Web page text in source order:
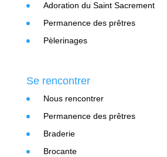
Adoration du Saint Sacrement
Permanence des prêtres
Pèlerinages
Se rencontrer
Nous rencontrer
Permanence des prêtres
Braderie
Brocante